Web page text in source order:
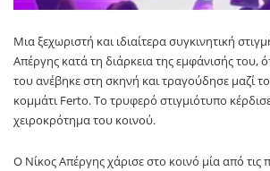
Μια ξεχωριστή και ιδιαίτερα συγκινητική
Απέργης κατά τη διάρκεια της εμφάνισής του,
του ανέβηκε στη σκηνή και τραγούδησε μαζί
κομμάτιFerto. Το τρυφερό στιγμιότυπο
χειροκρότημα του κοινού.
Ο Νίκος Απέργης χάρισε στο κοινό μία από τις